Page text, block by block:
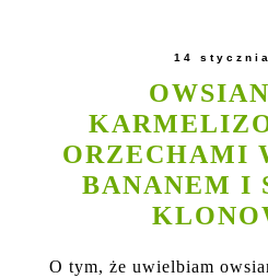
14
ORZECHAMI
BANANEM I
O tym, że uwielbiam